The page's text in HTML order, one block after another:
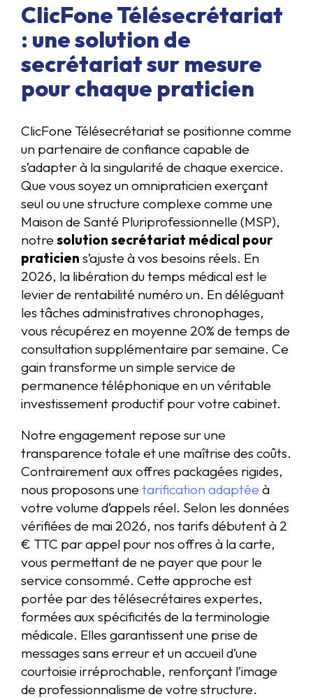
ClicFone Télésecrétariat
: une solution de
secrétariat sur mesure
pour chaque praticien
ClicFone Télésecrétariat se positionne comme
un partenaire de confiance capable de
s’adapter à la singularité de chaque exercice.
Que vous soyez un omnipraticien exerçant
seul ou une structure complexe comme une
Maison de Santé Pluriprofessionnelle (MSP),
notre solution secrétariat médical pour
praticien s’ajuste à vos besoins réels. En
2026, la libération du temps médical est le
levier de rentabilité numéro un. En déléguant
les tâches administratives chronophages,
vous récupérez en moyenne 20% de temps de
consultation supplémentaire par semaine. Ce
gain transforme un simple service de
permanence téléphonique en un véritable
investissement productif pour votre cabinet.
Notre engagement repose sur une
transparence totale et une maîtrise des coûts.
Contrairement aux offres packagées rigides,
nous proposons une tarification adaptée à
votre volume d’appels réel. Selon les données
vérifiées de mai 2026, nos tarifs débutent à 2
€ TTC par appel pour nos offres à la carte,
vous permettant de ne payer que pour le
service consommé. Cette approche est
portée par des télésecrétaires expertes,
formées aux spécificités de la terminologie
médicale. Elles garantissent une prise de
messages sans erreur et un accueil d’une
courtoisie irréprochable, renforçant l’image
de professionnalisme de votre structure.